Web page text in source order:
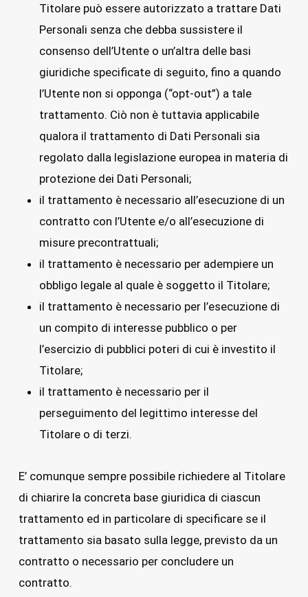
Titolare può essere autorizzato a trattare Dati
Personali senza che debba sussistere il
consenso dell’Utente o un’altra delle basi
giuridiche specificate di seguito, fino a quando
l’Utente non si opponga (“opt-out”) a tale
trattamento. Ciò non è tuttavia applicabile
qualora il trattamento di Dati Personali sia
regolato dalla legislazione europea in materia di
protezione dei Dati Personali;
il trattamento è necessario all’esecuzione di un
contratto con l’Utente e/o all’esecuzione di
misure precontrattuali;
il trattamento è necessario per adempiere un
obbligo legale al quale è soggetto il Titolare;
il trattamento è necessario per l’esecuzione di
un compito di interesse pubblico o per
l’esercizio di pubblici poteri di cui è investito il
Titolare;
il trattamento è necessario per il
perseguimento del legittimo interesse del
Titolare o di terzi.
E’ comunque sempre possibile richiedere al Titolare
di chiarire la concreta base giuridica di ciascun
trattamento ed in particolare di specificare se il
trattamento sia basato sulla legge, previsto da un
contratto o necessario per concludere un
contratto.